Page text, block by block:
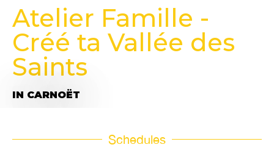
Atelier Famille -
Créé ta Vallée des
Saints
IN CARNOËT
Schedules